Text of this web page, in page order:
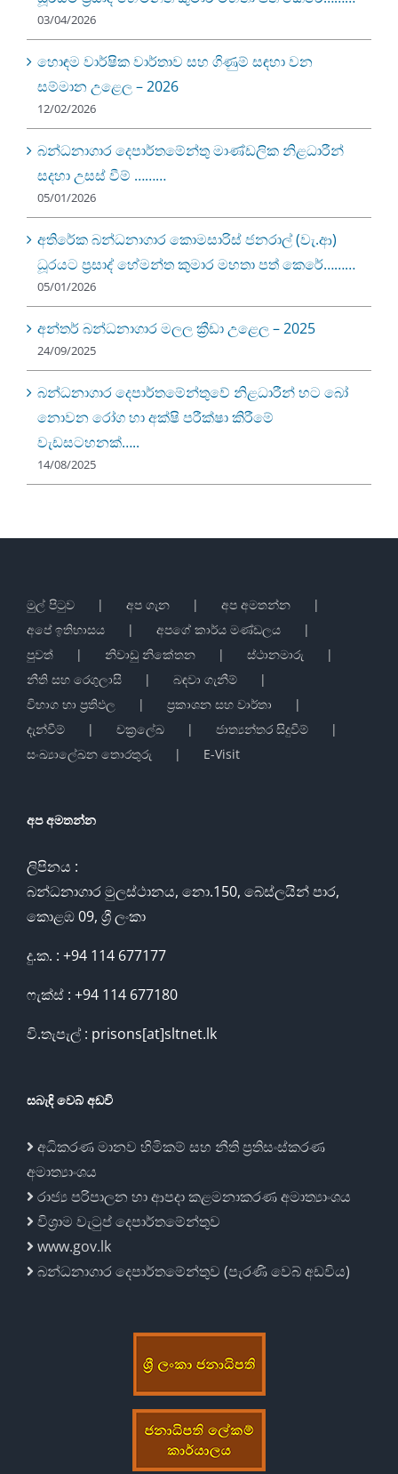
03/04/2026
හොඳම වාර්ෂික වාර්තාව සහ ගිණුම් සඳහා වන
සම්මාන උළෙල – 2026
12/02/2026
බන්ධනාගාර දෙපාර්තමේන්තු මාණ්ඩලික නිළධාරීන්
සදහා උසස් වීම් ………
05/01/2026
අතිරේක බන්ධනාගාර කොමසාරිස් ජනරාල් (වැ.ආ)
ධූරයට ප්‍රසාද් හේමන්ත කුමාර මහතා පත් කෙරේ………
05/01/2026
අන්තර් බන්ධනාගාර මලල ක්‍රීඩා උළෙල – 2025
24/09/2025
බන්ධනාගාර දෙපාර්තමේන්තුවේ නිළධාරීන් හට බෝ
නොවන රෝග හා අක්ෂි පරීක්ෂා කිරීමේ
වැඩසටහනක්…..
14/08/2025
මුල් පිටුව අප ගැන
අප අමතන්න
අපේ ඉතිහාසය
අපගේ කාර්ය මණ්ඩලය
පුවත්
නිවාඩු නිකේතන
ස්ථානමාරු
නීති සහ රෙගුලාසි
බඳවා ගැනීම්
විභාග හා ප්‍රතිඵල
ප්‍රකාශන සහ වාර්තා
දැන්වීම්
චක්‍රලේඛ
ජාත්‍යන්තර සිදුවීම්
සංඛ්‍යාලේඛන තොරතුරු
E-Visit
අප අමතන්න
ලිපිනය :
බන්ධනාගාර මුලස්ථානය, නො.150, බේස්ලයින් පාර,
කොළඹ 09, ශ්‍රී ලංකා
දු.ක. : +94 114 677177
ෆැක්ස් : +94 114 677180
වි.තැපැල් : prisons[at]sltnet.lk
සබැඳි වෙබ් අඩවි
අධිකරණ මානව හිමිකම් සහ නීති ප්‍රතිසංස්කරණ
අමාත්‍යාංශය
රාජ්‍ය පරිපාලන හා ආපදා කළමනාකරණ අමාත්‍යාංශය
විශ්‍රාම වැටුප් දෙපාර්තමේන්තුව
www.gov.lk
බන්ධනාගාර දෙපාර්තමේන්තුව (පැරණි වෙබ් අඩවිය)